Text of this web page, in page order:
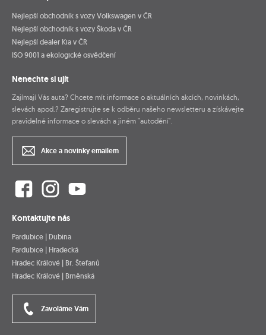
Nejlepší obchodník s vozy Volkswagen v ČR
Nejlepší obchodník s vozy Škoda v ČR
Nejlepší dealer Kia v ČR
ISO 9001 a ekologické osvědčení
Nenechte si ujít
Zajímají Vás auta? Chcete mít informace o aktuálních akcích, novinkách,
slevách apod.? Zaregistrujte se k odběru našeho newsletteru a získávejte
pravidelné informace o slevách a jiném "autodění".
Akce a novinky emailem
Kontaktujte nás
Pardubice | Dubina
Pardubice | Hradecká
Hradec Králové | Br. Štefanů
Hradec Králové | Brněnská
Zavoláme Vám